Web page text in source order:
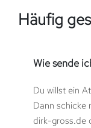
Häufig
Wie sende
Du willst ein
Dann schicke
dirk-gross.de